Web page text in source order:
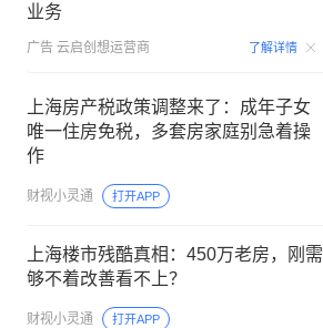
业务
广告 云启创想运营商 了解详情
上海房产税政策调整来了：成年子女
唯一住房免税，多套房家庭别急着操
作
财视小灵通 打开APP
上海楼市残酷真相：450万老房，刚需
够不着改善看不上？
财视小灵通 打开APP